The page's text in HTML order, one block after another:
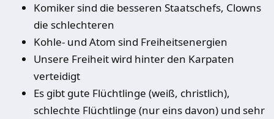
Komiker sind die besseren Staatschefs, Clowns
die schlechteren
Kohle- und Atom sind Freiheitsenergien
Unsere Freiheit wird hinter den Karpaten
verteidigt
Es gibt gute Flüchtlinge (weiß, christlich),
schlechte Flüchtlinge (nur eins davon) und sehr